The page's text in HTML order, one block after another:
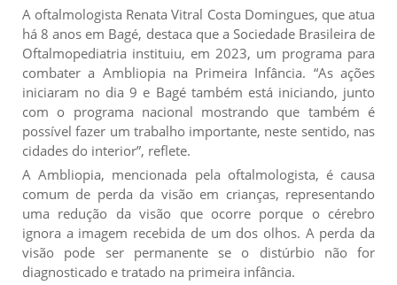
A oftalmologista Renata Vitral Costa Domingues, que atua
há 8 anos em Bagé, destaca que a Sociedade Brasileira de
Oftalmopediatria instituiu, em 2023, um programa para
combater a Ambliopia na Primeira Infância. “As ações
iniciaram no dia 9 e Bagé também está iniciando, junto
com o programa nacional mostrando que também é
possível fazer um trabalho importante, neste sentido, nas
cidades do interior”, reflete.
A Ambliopia, mencionada pela oftalmologista, é causa
comum de perda da visão em crianças, representando
uma redução da visão que ocorre porque o cérebro
ignora a imagem recebida de um dos olhos. A perda da
visão pode ser permanente se o distúrbio não for
diagnosticado e tratado na primeira infância.